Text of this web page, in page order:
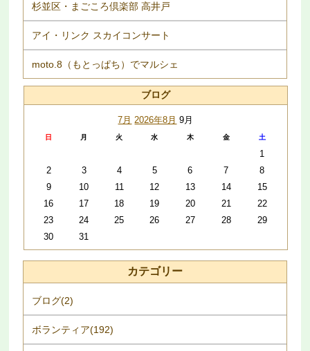
杉並区・まごころ倶楽部 高井戸
アイ・リンク スカイコンサート
moto.8（もとっぱち）でマルシェ
ブログ
7月 2026年8月 9月
日 月 火 水 木 金 土
1
2
3 4 5 6 7
8
9
10 11 12 13 14
15
16
17 18 19 20 21
22
23
24 25 26 27 28
29
30
31
カテゴリー
ブログ(2)
ボランティア(192)